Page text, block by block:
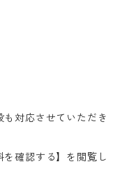
対応させていただき
確認する】を閲覧し